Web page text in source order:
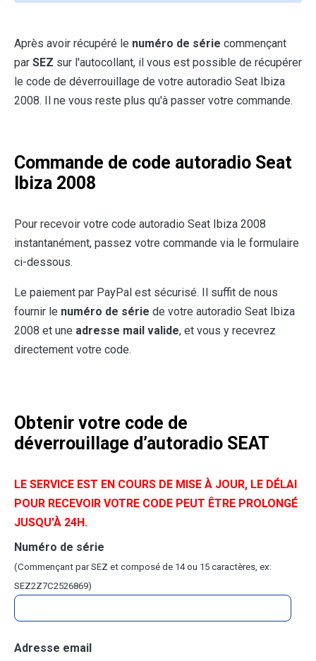
Après avoir récupéré le numéro de série commençant
par SEZ sur l'autocollant, il vous est possible de récupérer
le code de déverrouillage de votre autoradio Seat Ibiza
2008. Il ne vous reste plus qu'à passer votre commande.
Commande de code autoradio Seat
Ibiza 2008
Pour recevoir votre code autoradio Seat Ibiza 2008
instantanément, passez votre commande via le formulaire
ci-dessous.
Le paiement par PayPal est sécurisé. Il suffit de nous
fournir le numéro de série de votre autoradio Seat Ibiza
2008 et une adresse mail valide, et vous y recevrez
directement votre code.
Obtenir votre code de
déverrouillage d’autoradio SEAT
LE SERVICE EST EN COURS DE MISE À JOUR, LE DÉLAI
POUR RECEVOIR VOTRE CODE PEUT ÊTRE PROLONGÉ
JUSQU'À 24H.
Numéro de série
(Commençant par SEZ et composé de 14 ou 15 caractères, ex:
SEZ2Z7C2526869)
Adresse email